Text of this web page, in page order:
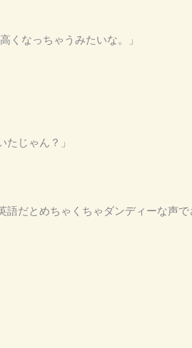
くなっちゃうみたいな。」
たじゃん？」
だとめちゃくちゃダンディーな声で